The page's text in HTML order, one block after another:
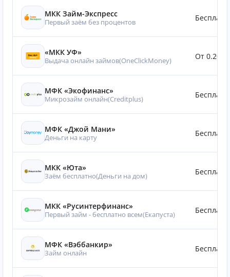
МКК Займ-Экспресс
Первый заём без процентов
«МКК УФ»
Выдача онлайн займов(OneClickMoney) От 0.20%
МФК «Экофинанс»
Микрозайм онлайн(Creditplus)
МФК «Джой Мани»
Деньги на карту
МКК «Юта»
Заём бесплатно(Деньги на дом)
МКК «Русинтерфинанс»
Первый займ - бесплатно всем(Eкапуста)
МФК «Вэббанкир»
Займ онлайн